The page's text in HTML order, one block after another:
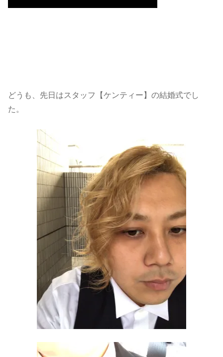
どうも、先日はスタッフ【ケンティー】の結婚式でし
た。